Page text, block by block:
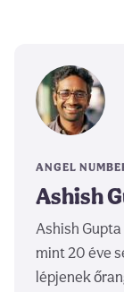
ANGEL
Ashish
Ashish
mint 20 éve
lépjenek